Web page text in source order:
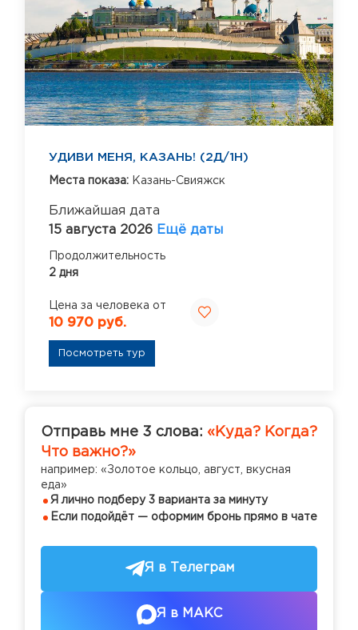
УДИВИ МЕНЯ, КАЗАНЬ! (2Д/1Н)
Места показа: Казань-Свияжск
Ближайшая дата
15 августа 2026 Ещё даты
Продолжительность
2 дня
Цена за человека от
10 970 руб.
Посмотреть тур
Отправь мне 3 слова: «Куда? Когда?
Что важно?»
например: «Золотое кольцо, август, вкусная
еда»
Я лично подберу 3 варианта за минуту
Если подойдёт — оформим бронь прямо в чате
Я в Телеграм
Я в МАКС